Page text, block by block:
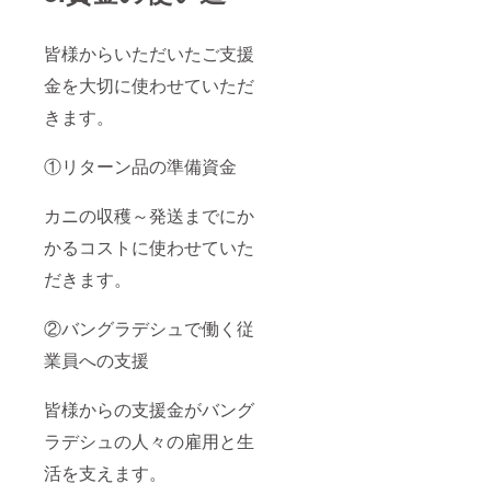
皆様からいただいたご支援
金を大切に使わせていただ
きます。
①リターン品の準備資金
カニの収穫～発送までにか
かるコストに使わせていた
だきます。
②バングラデシュで働く従
業員への支援
皆様からの支援金がバング
ラデシュの人々の雇用と生
活を支えます。